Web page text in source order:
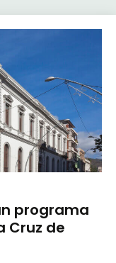
programa
Cruz de